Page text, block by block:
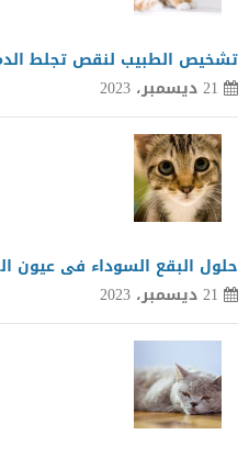
تشخيص الطبيب لنقص تجلط
21 ديسمبر، 2023
حلول البقع السوداء فى عيون
21 ديسمبر، 2023